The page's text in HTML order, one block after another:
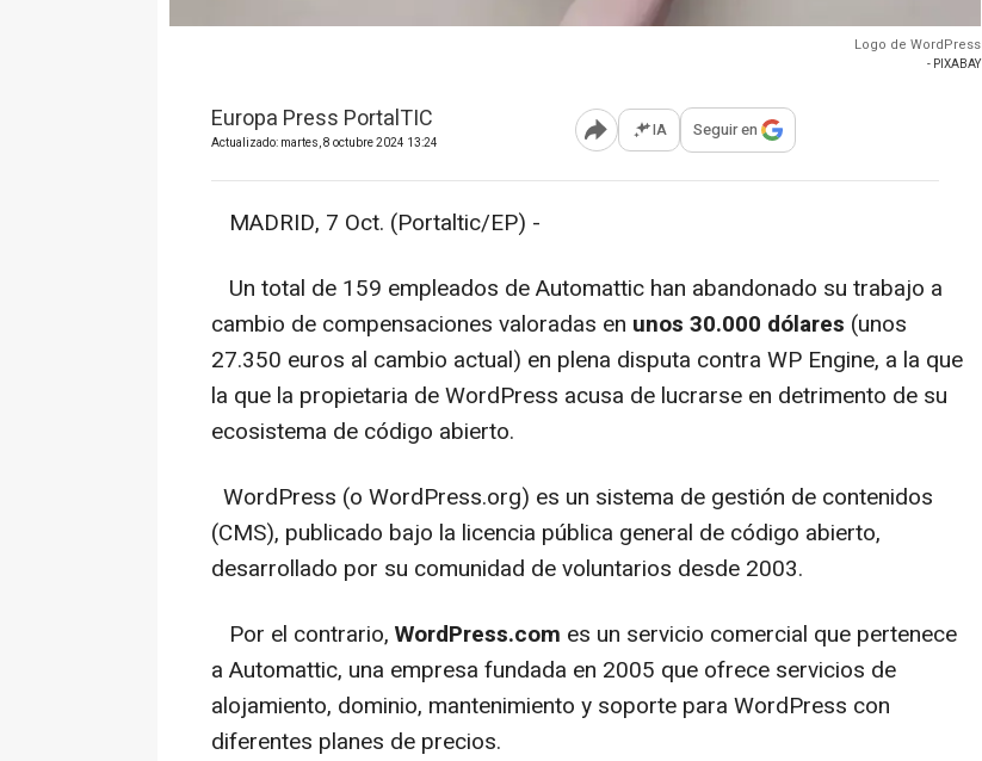
Logo de WordPress
- PIXABAY
Europa Press PortalTIC
Actualizado: martes, 8 octubre 2024 13:24 Abrir opciones para compartir
IA Seguir en
MADRID, 7 Oct. (Portaltic/EP) -
Un total de 159 empleados de Automattic han abandonado su trabajo a
cambio de compensaciones valoradas en unos 30.000 dólares (unos
27.350 euros al cambio actual) en plena disputa contra WP Engine, a la que
la que la propietaria de WordPress acusa de lucrarse en detrimento de su
ecosistema de código abierto.
WordPress (o WordPress.org) es un sistema de gestión de contenidos
(CMS), publicado bajo la licencia pública general de código abierto,
desarrollado por su comunidad de voluntarios desde 2003.
Por el contrario, WordPress.com es un servicio comercial que pertenece
a Automattic, una empresa fundada en 2005 que ofrece servicios de
alojamiento, dominio, mantenimiento y soporte para WordPress con
diferentes planes de precios.